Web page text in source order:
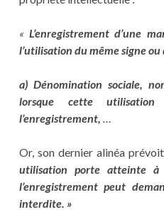
«L’enregistrement d’une
l’utilisation du même signe ou
a) Dénomination sociale,
lorsque cette
l’enregistrement, …
Or, son dernier alinéa
utilisation porte atteinte
l’enregistrement peut
interdite. »